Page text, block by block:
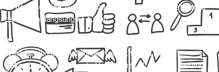
to door service, jadi penumpang dijemput di alamat rumah
dan diantar langsung ke tujuan.
3. Apa saja pilihan armada untuk rute travel Pati Bekasi?
Armada yang umum digunakan untuktravel Pati
Bekasiantara lain Toyota Hiace, Isuzu Elf, Avanza, Innova,